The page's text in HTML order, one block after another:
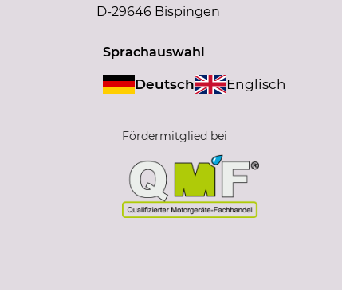
D-29646 Bispingen
Sprachauswahl
Deutsch Englisch
Fördermitglied bei